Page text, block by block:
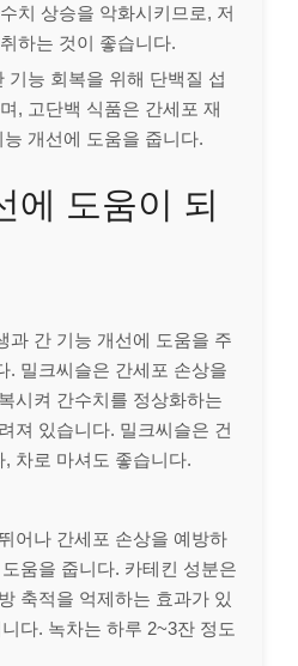
치 상승을 악화시키므로, 저
하는 것이 좋습니다.
기능 회복을 위해 단백질 섭
, 고단백 식품은 간세포 재
개선에 도움을 줍니다.
에 도움이 되
과 간 기능 개선에 도움을 주
. 밀크씨슬은 간세포 손상을
시켜 간수치를 정상화하는
져 있습니다. 밀크씨슬은 건
차로 마셔도 좋습니다.
어나 간세포 손상을 예방하
움을 줍니다. 카테킨 성분은
축적을 억제하는 효과가 있
다. 녹차는 하루 2~3잔 정도